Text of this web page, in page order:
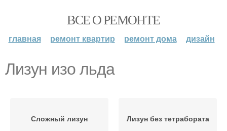
ВСЕ О РЕМОНТЕ
главная ремонт квартир ремонт дома дизайн
Лизун изо льда
Сложный лизун Лизун без тетрабората